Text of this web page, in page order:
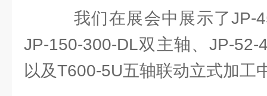
我们在展会中展示了JP-
JP-150-300-DL双主轴、JP-52-
以及T600-5U五轴联动立式加工